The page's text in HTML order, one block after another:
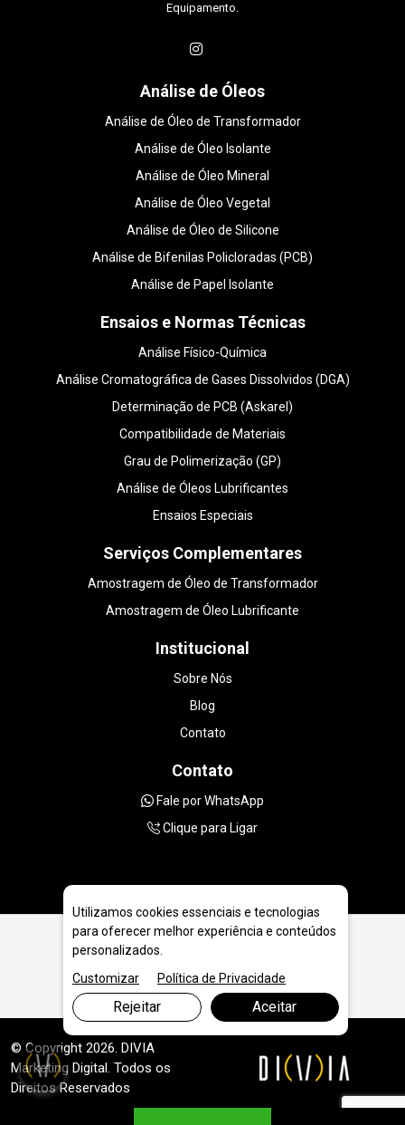
Equipamento.
Análise de Óleos
Análise de Óleo de Transformador
Análise de Óleo Isolante
Análise de Óleo Mineral
Análise de Óleo Vegetal
Análise de Óleo de Silicone
Análise de Bifenilas Policloradas (PCB)
Análise de Papel Isolante
Ensaios e Normas Técnicas
Análise Físico-Química
Análise Cromatográfica de Gases Dissolvidos (DGA)
Determinação de PCB (Askarel)
Compatibilidade de Materiais
Grau de Polimerização (GP)
Análise de Óleos Lubrificantes
Ensaios Especiais
Serviços Complementares
Amostragem de Óleo de Transformador
Amostragem de Óleo Lubrificante
Institucional
Sobre Nós
Blog
Contato
Contato
Fale por WhatsApp
Clique para Ligar
© Copyright 2026. DIVIA
Marketing Digital. Todos os
Direitos Reservados
Utilizamos cookies essenciais e tecnologias
para oferecer melhor experiência e conteúdos
personalizados.
Customizar
Política de Privacidade
Rejeitar Aceitar